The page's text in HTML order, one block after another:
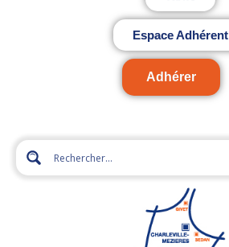
Espace Adhérent
Adhérer